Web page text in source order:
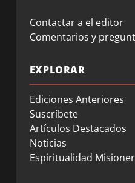
Contactar a el editor
Comentarios y
EXPLORAR
Ediciones Anteriores
Suscríbete
Artículos Destacados
Noticias
Espiritualidad